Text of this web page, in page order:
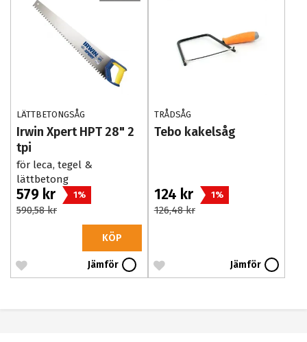
LÄTTBETONGSÅG
Irwin Xpert HPT 28" 2
tpi
för leca, tegel &
lättbetong
579 kr 1%
590,58 kr
KÖP
Jämför
TRÅDSÅG
Tebo kakelsåg
124 kr 1%
126,48 kr
Jämför